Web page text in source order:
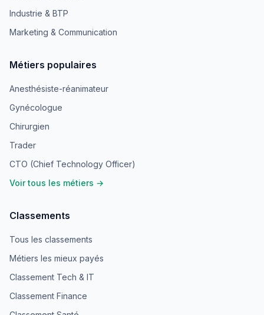
Industrie & BTP
Marketing & Communication
Métiers populaires
Anesthésiste-réanimateur
Gynécologue
Chirurgien
Trader
CTO (Chief Technology Officer)
Voir tous les métiers →
Classements
Tous les classements
Métiers les mieux payés
Classement Tech & IT
Classement Finance